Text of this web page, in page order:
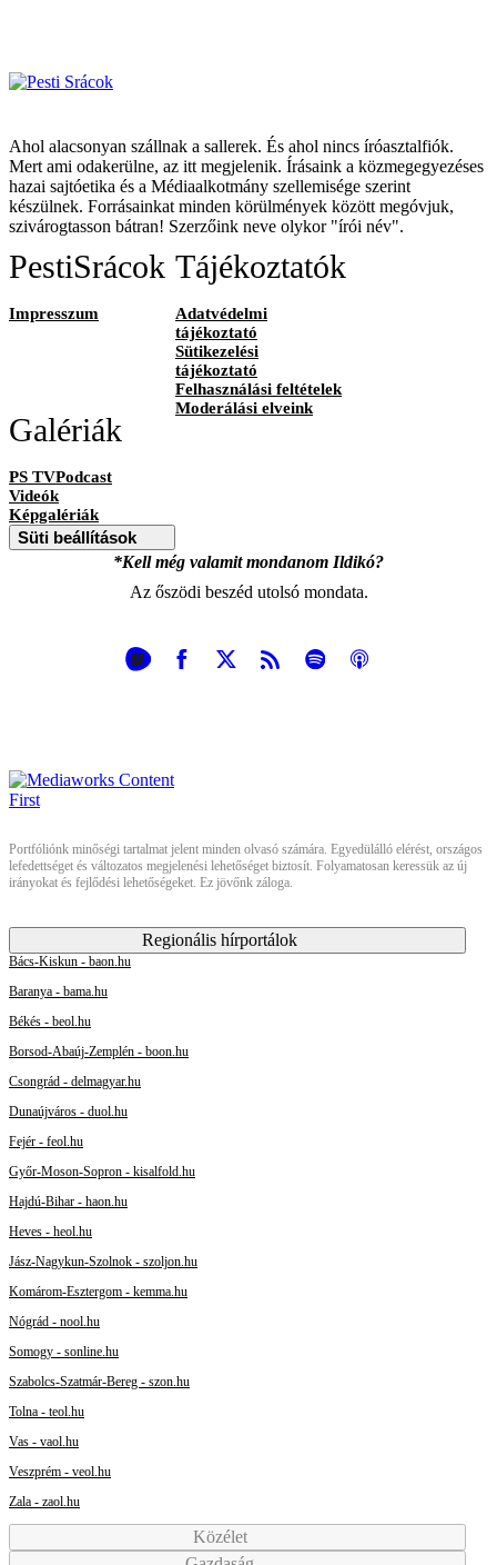
Ahol alacsonyan szállnak a sallerek. És ahol nincs íróasztalfiók.
Mert ami odakerülne, az itt megjelenik. Írásaink a közmegegyezéses
hazai sajtóetika és a Médiaalkotmány szellemisége szerint
készülnek. Forrásainkat minden körülmények között megóvjuk,
szivárogtasson bátran! Szerzőink neve olykor "írói név".
PestiSrácok
Impresszum
Tájékoztatók
Adatvédelmi
tájékoztató
Sütikezelési
tájékoztató
Felhasználási feltételek
Moderálási elveink
Galériák
PS TVPodcast
Videók
Képgalériák
Süti beállítások
*Kell még valamit mondanom Ildikó?
Az őszödi beszéd utolsó mondata.
Portfóliónk minőségi tartalmat jelent minden olvasó számára. Egyedülálló elérést, országos
lefedettséget és változatos megjelenési lehetőséget biztosít. Folyamatosan keressük az új
irányokat és fejlődési lehetőségeket. Ez jövőnk záloga.
Regionális hírportálok
Bács-Kiskun - baon.hu
Baranya - bama.hu
Békés - beol.hu
Borsod-Abaúj-Zemplén - boon.hu
Csongrád - delmagyar.hu
Dunaújváros - duol.hu
Fejér - feol.hu
Győr-Moson-Sopron - kisalfold.hu
Hajdú-Bihar - haon.hu
Heves - heol.hu
Jász-Nagykun-Szolnok - szoljon.hu
Komárom-Esztergom - kemma.hu
Nógrád - nool.hu
Somogy - sonline.hu
Szabolcs-Szatmár-Bereg - szon.hu
Tolna - teol.hu
Vas - vaol.hu
Veszprém - veol.hu
Zala - zaol.hu
Közélet